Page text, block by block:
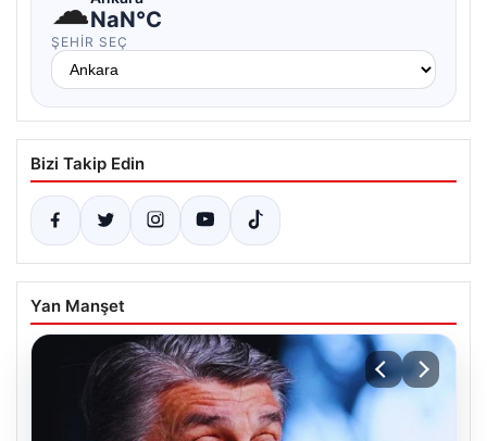
☁NaN°C
ŞEHIR SEÇ
Bizi Takip Edin
Yan Manşet